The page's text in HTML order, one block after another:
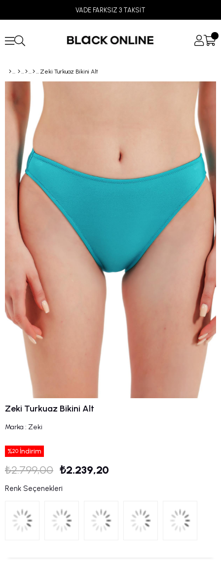
VADE FARKSIZ 3 TAKSİT
Zeki Turkuaz Bikini Alt
Zeki Turkuaz Bikini Alt
Marka : Zeki
%20 İndirim
₺2.799,00 ₺2.239,20
Renk Seçenekleri